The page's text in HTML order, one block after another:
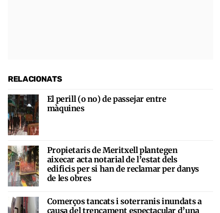
RELACIONATS
El perill (o no) de passejar entre
màquines
Propietaris de Meritxell plantegen
aixecar acta notarial de l’estat dels
edificis per si han de reclamar per danys
de les obres
Comerços tancats i soterranis inundats a
causa del trencament espectacular d’una